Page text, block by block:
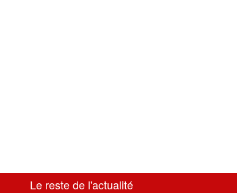
Le reste de l'actualité